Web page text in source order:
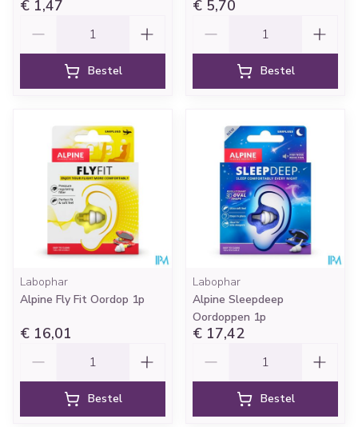
€ 1,47
Bestel
€ 5,70
Bestel
Labophar
Alpine Fly Fit Oordop 1p
€ 16,01
Bestel
Labophar
Alpine Sleepdeep
Oordoppen 1p
€ 17,42
Bestel